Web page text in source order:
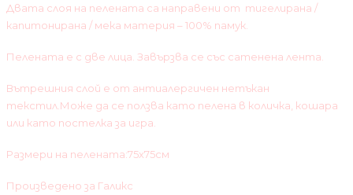
Двата слоя на пелената са направени от тигелирана /
капитонирана / мека материя – 100% памук.
Пелената е с две лица. Завързва се със сатенена лента.
Вътрешния слой е от антиалергичен нетъкан
текстил.Може да се ползва като пелена в количка, кошара
или като постелка за игра.
Размери на пелената:75х75см
Произведено за Галикс